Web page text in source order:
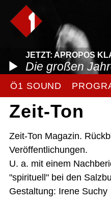
JETZT: APROPOS
Die großen
Ö1 SOUND
Zeit-Ton
Zeit-Ton Magazin.
Veröffentlichungen.
U. a. mit einem
"spirituell" bei den
Gestaltung: Irene Suchy